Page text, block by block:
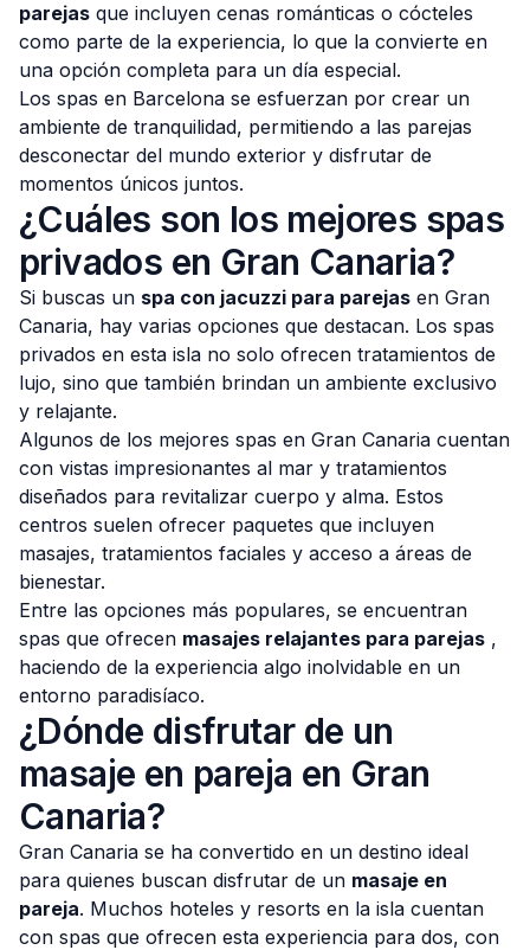
parejas que incluyen cenas románticas o cócteles
como parte de la experiencia, lo que la convierte en
una opción completa para un día especial.
Los spas en Barcelona se esfuerzan por crear un
ambiente de tranquilidad, permitiendo a las parejas
desconectar del mundo exterior y disfrutar de
momentos únicos juntos.
¿Cuáles son los mejores spas
privados en Gran Canaria?
Si buscas un spa con jacuzzi para parejas en Gran
Canaria, hay varias opciones que destacan. Los spas
privados en esta isla no solo ofrecen tratamientos de
lujo, sino que también brindan un ambiente exclusivo
y relajante.
Algunos de los mejores spas en Gran Canaria cuentan
con vistas impresionantes al mar y tratamientos
diseñados para revitalizar cuerpo y alma. Estos
centros suelen ofrecer paquetes que incluyen
masajes, tratamientos faciales y acceso a áreas de
bienestar.
Entre las opciones más populares, se encuentran
spas que ofrecen masajes relajantes para parejas ,
haciendo de la experiencia algo inolvidable en un
entorno paradisíaco.
¿Dónde disfrutar de un
masaje en pareja en Gran
Canaria?
Gran Canaria se ha convertido en un destino ideal
para quienes buscan disfrutar de un masaje en
pareja. Muchos hoteles y resorts en la isla cuentan
con spas que ofrecen esta experiencia para dos, con